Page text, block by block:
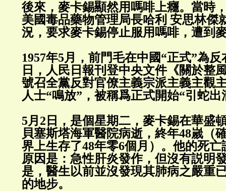
後來，麥卡錫顯然用嗎啡上癮。當時
美國毒品藥物管理局長哈利 安思林傑
況，要求麥卡錫停止服用嗎啡，遭到
1957年5月，前門毛在中國“正式”為
日，人民日報刊登中央文件《關於整
號召全黨反對官僚主義宗派主義主觀
人士“鳴放”，被稱爲正式開始“引蛇出
5月2日，是個星期二，麥卡錫在華盛
貝塞斯塔海軍醫院病逝，終年48嵗（
界上生存了48年零6個月）。他的死
原因是：急性肝炎發作，但沒有説明
是，醫生以前並沒發現其肺病之嚴重
的地步。